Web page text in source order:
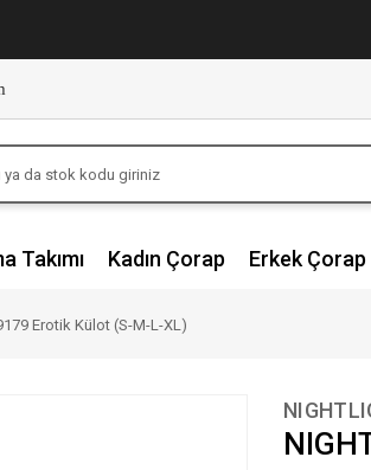
Takımı Kadın Çorap Erkek Çorap
Erotik Külot (S-M-L-XL)